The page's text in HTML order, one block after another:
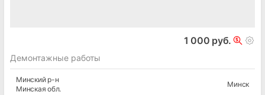
1 000 руб.
Демонтажные работы
Минскийр-н
Минская обл.
Минск